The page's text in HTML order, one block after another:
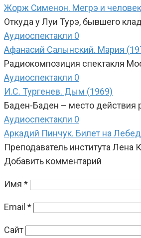
Жорж Сименон. Мегрэ и
Откуда у Луи Турэ, бывшего
Аудиоспектакли 0
Афанасий Салынский. Мария
Радиокомпозиция спектакля
Аудиоспектакли 0
И.С. Тургенев. Дым (1969)
Баден-Баден – место действия
Аудиоспектакли 0
Аркадий Пинчук. Билет на
Преподаватель института
Добавить комментарий
Имя *
Email *
Сайт